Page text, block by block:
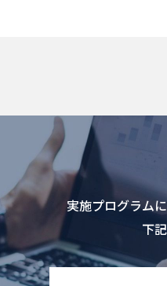
実施プログラム
下